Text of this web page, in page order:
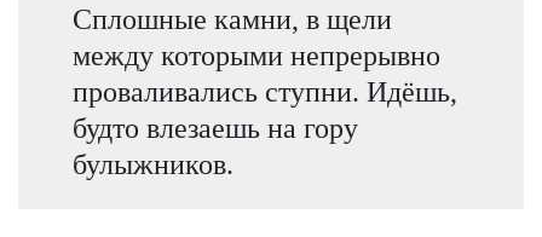
Сплошные камни, в щели
между которыми непрерывно
проваливались ступни. Идёшь,
будто влезаешь на гору
булыжников.